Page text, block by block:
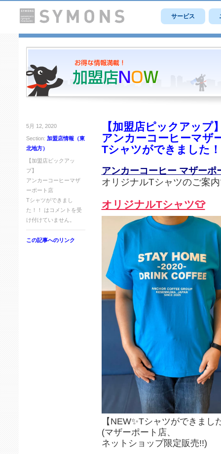
サービス
5月 12, 2020
Section: 加盟店情報（東
北地方）
【加盟店ピックアッ
プ】
アンカーコーヒーマザ
ーポート店
Tシャツができまし
た！！ は コメントを受
け付けていません。
この記事へのリンク
【加盟店ピックアップ
アンカーコーヒーマザ
Tシャツができました
アンカーコーヒー マザーポ
オリジナルTシャツのご案
オリジナルTシャツ👕
【NEW✨Tシャツができまし
(マザーポート店、
ネットショップ限定販売!!)